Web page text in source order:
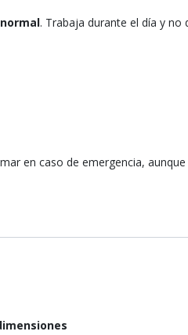
. Trabaja durante el día y no
en caso de emergencia,